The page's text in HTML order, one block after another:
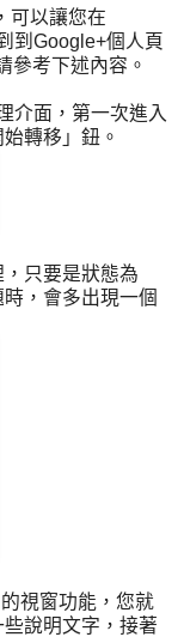
可以讓您在
到Google+個人頁
參考下述內容。
介面，第一次進入
轉移」鈕。
只要是狀態為
，會多出現一個
視窗功能，您就
說明文字，接著